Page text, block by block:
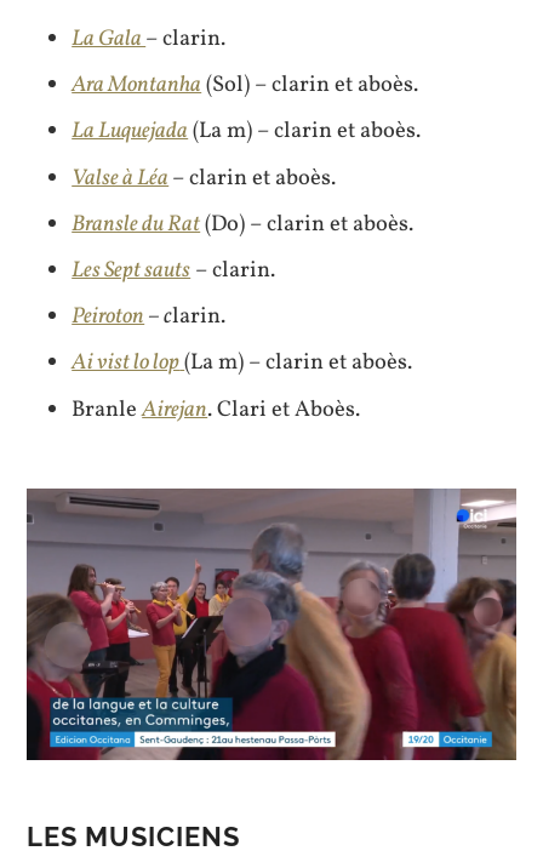
La Gala– clarin.
Ara Montanha(Sol) – clarin et aboès.
La Luquejada(La m) – clarin et aboès.
Valse à Léa– clarin et aboès.
Bransle du Rat(Do) – clarin et aboès.
Les Sept sauts– clarin.
Peiroton– clarin.
Ai vist lo lop(La m) – clarin et aboès.
BranleAirejan. Clari et Aboès.
LES MUSICIENS